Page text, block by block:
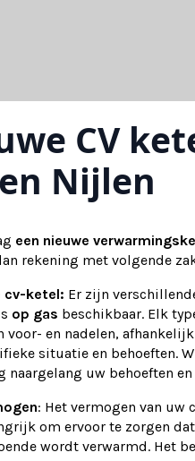
CV
Nijlen
een nieuwe
rekening met volgende
cv-ketel: Er zijn
op gas beschikbaar. Elk
voor- en nadelen,
situatie en behoeften.
naargelang uw behoeften
: Het vermogen van uw
om ervoor te zorgen
wordt verwarmd. Het